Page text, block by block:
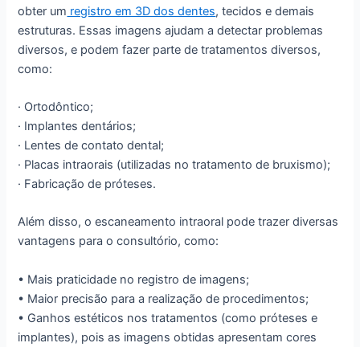
obter um registro em 3D dos dentes, tecidos e demais
estruturas. Essas imagens ajudam a detectar problemas
diversos, e podem fazer parte de tratamentos diversos,
como:
· Ortodôntico;
· Implantes dentários;
· Lentes de contato dental;
· Placas intraorais (utilizadas no tratamento de bruxismo);
· Fabricação de próteses.
Além disso, o escaneamento intraoral pode trazer diversas
vantagens para o consultório, como:
• Mais praticidade no registro de imagens;
• Maior precisão para a realização de procedimentos;
• Ganhos estéticos nos tratamentos (como próteses e
implantes), pois as imagens obtidas apresentam cores